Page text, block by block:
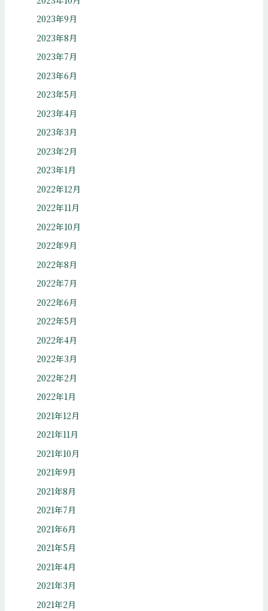
2023年9月
2023年8月
2023年7月
2023年6月
2023年5月
2023年4月
2023年3月
2023年2月
2023年1月
2022年12月
2022年11月
2022年10月
2022年9月
2022年8月
2022年7月
2022年6月
2022年5月
2022年4月
2022年3月
2022年2月
2022年1月
2021年12月
2021年11月
2021年10月
2021年9月
2021年8月
2021年7月
2021年6月
2021年5月
2021年4月
2021年3月
2021年2月